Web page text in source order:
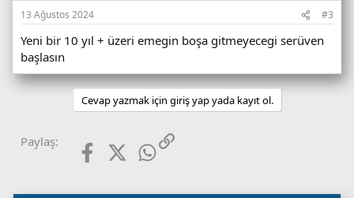
13 Ağustos 2024 #3
Yeni bir 10 yıl + üzeri emegin boşa gitmeyecegi serüven
başlasın
Cevap yazmak için giriş yap yada kayıt ol.
Paylaş: FacebookX (Twitter)WhatsApp
Link